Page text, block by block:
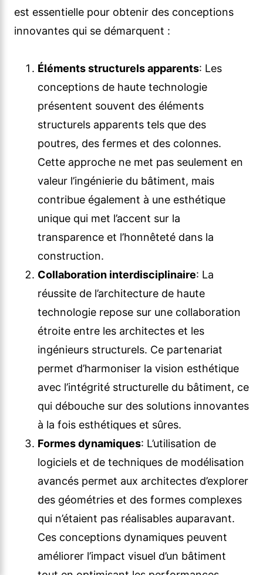
est essentielle pour obtenir des conceptions
innovantes qui se démarquent :
Éléments structurels apparents: Les
conceptions de haute technologie
présentent souvent des éléments
structurels apparents tels que des
poutres, des fermes et des colonnes.
Cette approche ne met pas seulement en
valeur l’ingénierie du bâtiment, mais
contribue également à une esthétique
unique qui met l’accent sur la
transparence et l’honnêteté dans la
construction.
Collaboration interdisciplinaire: La
réussite de l’architecture de haute
technologie repose sur une collaboration
étroite entre les architectes et les
ingénieurs structurels. Ce partenariat
permet d’harmoniser la vision esthétique
avec l’intégrité structurelle du bâtiment, ce
qui débouche sur des solutions innovantes
à la fois esthétiques et sûres.
Formes dynamiques: L’utilisation de
logiciels et de techniques de modélisation
avancés permet aux architectes d’explorer
des géométries et des formes complexes
qui n’étaient pas réalisables auparavant.
Ces conceptions dynamiques peuvent
améliorer l’impact visuel d’un bâtiment